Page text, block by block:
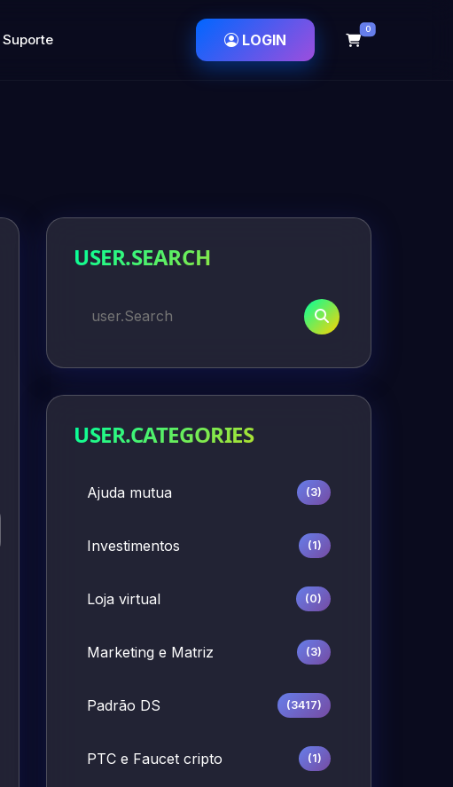
Suporte LOGIN
0
USER.SEARCH
USER.CATEGORIES
Ajuda mutua (3)
Investimentos (1)
Loja virtual (0)
Marketing e Matriz (3)
Padrão DS (3417)
PTC e Faucet cripto (1)